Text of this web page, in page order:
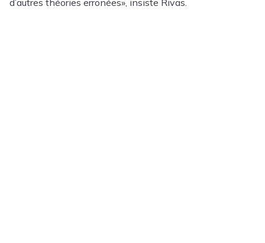
d’autres théories erronées», insiste Rivas.